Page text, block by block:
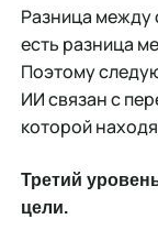
Разница между
есть разница
Поэтому
ИИ связан с
которой
Третий
цели.